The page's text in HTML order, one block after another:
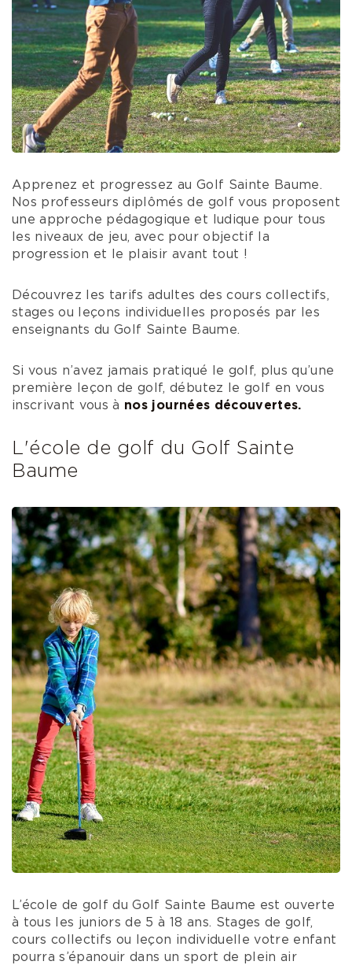
Apprenez et progressez au Golf Sainte Baume.
Nos professeurs diplômés de golf vous proposent
une approche pédagogique et ludique pour tous
les niveaux de jeu, avec pour objectif la
progression et le plaisir avant tout !
Découvrez les tarifs adultes des cours collectifs,
stages ou leçons individuelles proposés par les
enseignants du Golf Sainte Baume.
Si vous n’avez jamais pratiqué le golf, plus qu’une
première leçon de golf, débutez le golf en vous
inscrivant vous à nos journées découvertes.
L'école de golf du Golf Sainte
Baume
L’école de golf du Golf Sainte Baume est ouverte
à tous les juniors de 5 à 18 ans. Stages de golf,
cours collectifs ou leçon individuelle votre enfant
pourra s’épanouir dans un sport de plein air